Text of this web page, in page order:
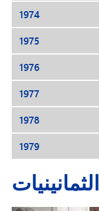
1974
1975
1976
1977
1978
1979
الثمانينيات